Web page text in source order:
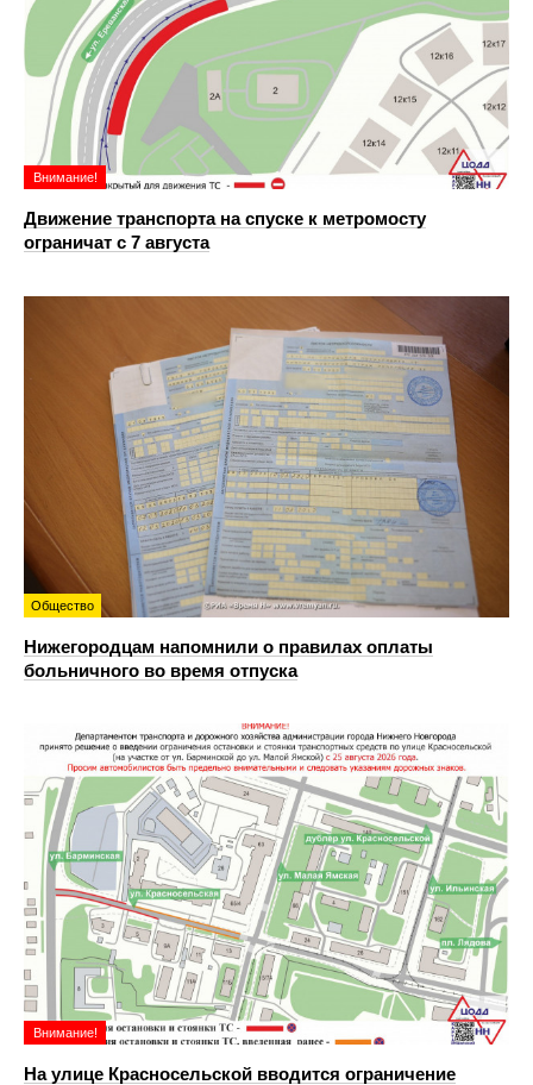
Внимание!
Движение транспорта на спуске к метромосту
ограничат с 7 августа
Общество
Нижегородцам напомнили о правилах оплаты
больничного во время отпуска
Внимание!
На улице Красносельской вводится ограничение